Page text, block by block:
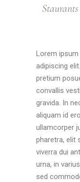
Lorem
adipiscing
pretium
convallis
gravida. In
aliquam id
ullamcorper
pharetra, elit
viverra dui
urna, in
sed